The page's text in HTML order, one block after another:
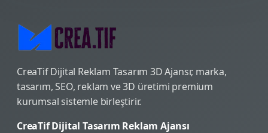
CreaTif Dijital Reklam Tasarım 3D Ajansı; marka,
tasarım, SEO, reklam ve 3D üretimi premium
kurumsal sistemle birleştirir.
CreaTif Dijital Tasarım Reklam Ajansı